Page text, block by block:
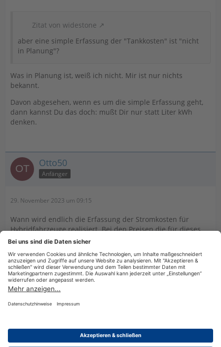
Zitat von widestone
aber eine simple Erfassung der "Tankkosten" ist "nicht
in Planung"?
Was in Planung ist, weiß ich nicht. Mir ist nur nichts
bekannt.
Davon abgesehen, wenn es um die simple Erfassung geht,
dann kannst Du das doch: mußt Dir nur statt Liter kWh
denken.
Otto50
Anfänger
29. November 2023 um 09:15
Wann wird endlich die Erfassung der Stromkosten für
Hybridfahrzeuge realisiert. Bei den Preisen die für dieses
Programm aufgerufen werden, sollte das doch wohl längst
Nutzungsbestimmungen Cookie-Einstellungen